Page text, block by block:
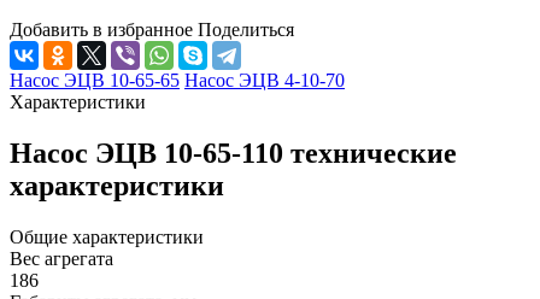
Добавить в избранное Поделиться
Насос ЭЦВ 10-65-65 Насос ЭЦВ 4-10-70
Характеристики
Насос ЭЦВ 10-65-110 технические
характеристики
Общие характеристики
Вес агрегата
186